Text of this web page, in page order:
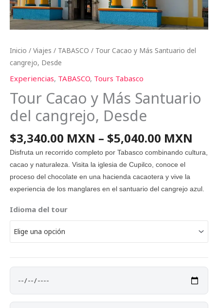
Inicio / Viajes / TABASCO / Tour Cacao y Más Santuario del
cangrejo, Desde
Experiencias, TABASCO, Tours Tabasco
Tour Cacao y Más Santuario
del cangrejo, Desde
$3,340.00 MXN – $5,040.00 MXN
Disfruta un recorrido completo por Tabasco combinando cultura,
cacao y naturaleza. Visita la iglesia de Cupilco, conoce el
proceso del chocolate en una hacienda cacaotera y vive la
experiencia de los manglares en el santuario del cangrejo azul.
Idioma del tour